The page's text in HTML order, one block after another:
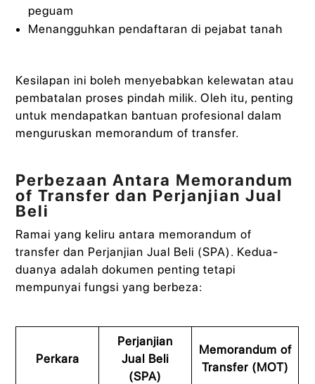
peguam
Menangguhkan pendaftaran di pejabat tanah
Kesilapan ini boleh menyebabkan kelewatan atau
pembatalan proses pindah milik. Oleh itu, penting
untuk mendapatkan bantuan profesional dalam
menguruskan memorandum of transfer.
Perbezaan Antara Memorandum
of Transfer dan Perjanjian Jual
Beli
Ramai yang keliru antara memorandum of
transfer dan Perjanjian Jual Beli (SPA). Kedua-
duanya adalah dokumen penting tetapi
mempunyai fungsi yang berbeza:
Perkara
Perjanjian
Jual Beli
(SPA)
Memorandum of
Transfer (MOT)